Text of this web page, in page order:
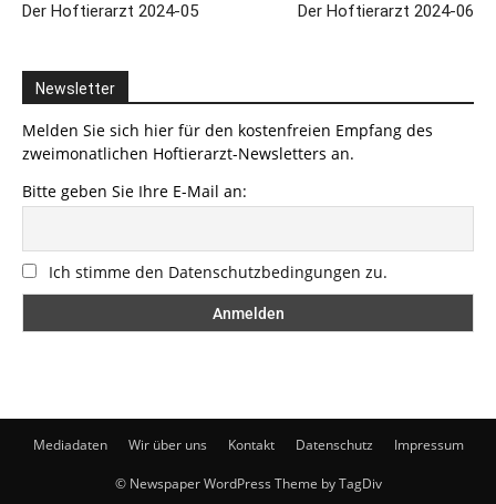
Der Hoftierarzt 2024-05 Der Hoftierarzt 2024-06
Newsletter
Melden Sie sich hier für den kostenfreien Empfang des
zweimonatlichen Hoftierarzt-Newsletters an.
Bitte geben Sie Ihre E-Mail an:
Ich stimme den Datenschutzbedingungen zu.
Mediadaten Wir über uns Kontakt Datenschutz Impressum
© Newspaper WordPress Theme by TagDiv